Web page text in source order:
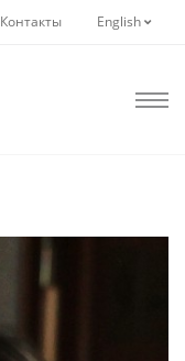
Контакты English